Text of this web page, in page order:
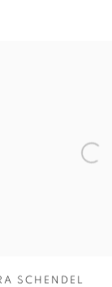
SCHENDEL